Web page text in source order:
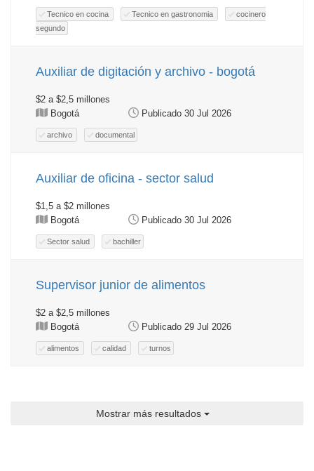
Tecnico en cocina Tecnico en gastronomia
cocinero
segundo
Auxiliar de digitación y archivo - bogotá
$2 a $2,5 millones
Bogotá
Publicado 30 Jul 2026
archivo documental
Auxiliar de oficina - sector salud
$1,5 a $2 millones
Bogotá
Publicado 30 Jul 2026
Sector salud bachiller
Supervisor junior de alimentos
$2 a $2,5 millones
Bogotá
Publicado 29 Jul 2026
alimentos calidad turnos
Mostrar más resultados